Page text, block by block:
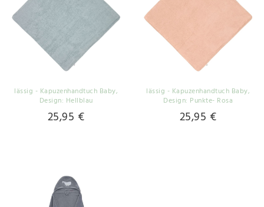
lässig - Kapuzenhandtuch Baby,
Design: Hellblau
25,95 €
lässig - Kapuzenhandtuch Baby,
Design: Punkte- Rosa
25,95 €